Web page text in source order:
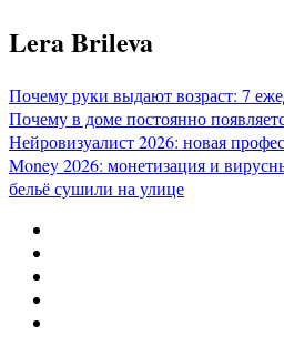
Перейти
к
Lera Brileva
Почему руки выдают возраст: 7
Почему в доме постоянно
Нейровизуалист 2026: новая
Money 2026: монетизация и
бельё сушили на улице